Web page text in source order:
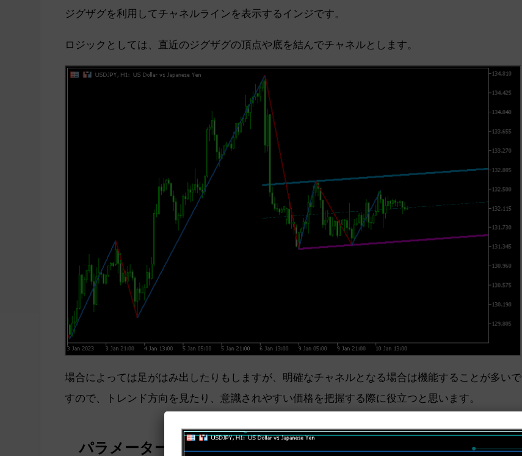
ジグザグを利用してチャネルラインを表示するインジです。
ロジックとしては、直近のジグザグの頂点や底を結んでチャネルとします。
場合によっては足がはみ出したりもしますが、明確なチャネルとなる場合は機能することが多いで
すので、トレンド方向を見たり、意識されやすい価格を把握する際に役立つと思います。
パラメーター設定